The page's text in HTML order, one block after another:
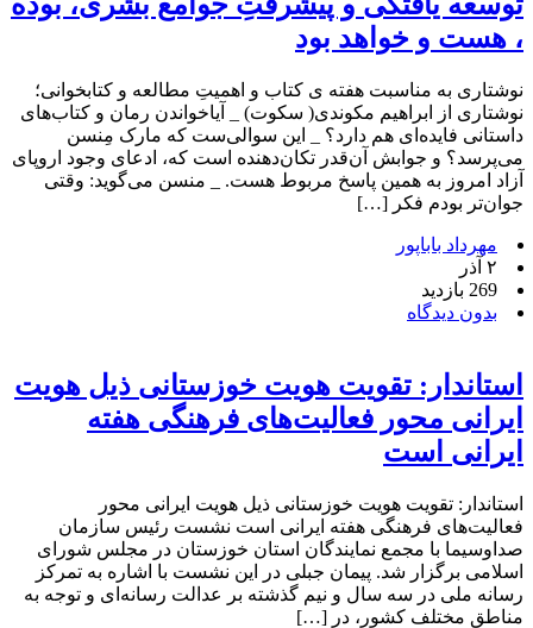
، هست و خواهد بود
نوشتاری به مناسبت هفته ی کتاب و اهمیتِ مطالعه و کتابخوانی؛
نوشتاری از ابراهیم مکوندی( سکوت) _ آیاخواندن رمان‌ و کتاب‌های
داستانی فایده‌ای هم دارد؟ _ این سوالی‌ست که مارک مِنسن
می‌پرسد؟ و جوابش آن‌قدر تکان‌دهنده است که، ادعای وجود اروپای
آزاد امروز به همین پاسخ مربوط هست. _ منسن می‌گوید: وقتی
جوان‌تر بودم فکر […]
مهرداد باباپور
۲ آذر
269 بازدید
بدون دیدگاه
استاندار: تقویت هویت خوزستانی ذیل هویت
ایرانی محور فعالیت‌های فرهنگی هفته
ایرانی است
استاندار: تقویت هویت خوزستانی ذیل هویت ایرانی محور
فعالیت‌های فرهنگی هفته ایرانی است نشست رئیس سازمان
صداوسیما با مجمع نمایندگان استان خوزستان در مجلس شورای
اسلامی برگزار شد. پیمان جبلی در این نشست با اشاره به تمرکز
رسانه ملی در سه سال و نیم گذشته بر عدالت رسانه‌ای و توجه به
مناطق مختلف کشور، در […]